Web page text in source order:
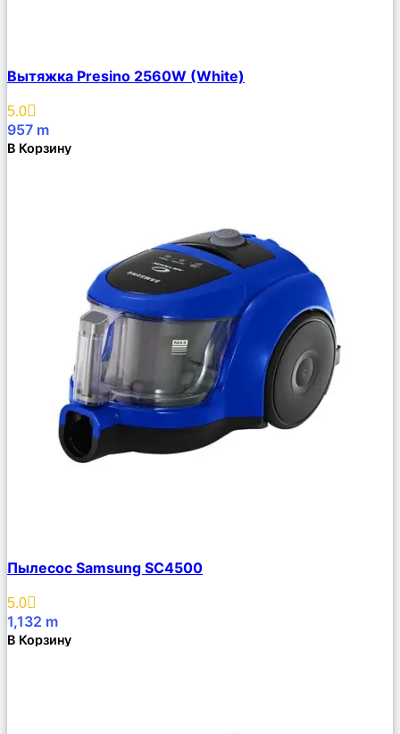
Описание
Избранное
Вытяжка Presino 2560W (White)
5.0
957 m
В Корзину
Описание
Избранное
Пылесос Samsung SC4500
5.0
1,132 m
В Корзину